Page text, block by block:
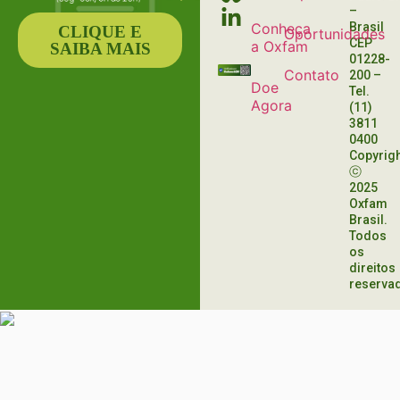
Conheça
a Oxfam
Doe
Agora
Oportunidades
Contato
–
Brasil
CEP
01228-
200 –
Tel.
(11)
3811
0400
ⓒ
2025
Oxfam
Brasil.
Todos
os
direitos
CLIQUE E
SAIBA MAIS